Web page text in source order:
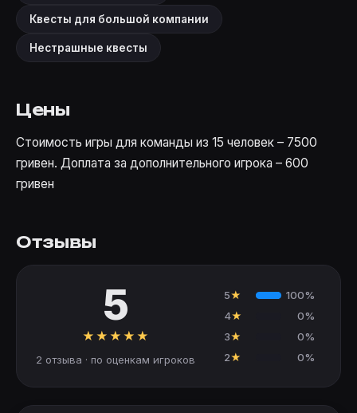
Квесты для большой компании
Нестрашные квесты
Цены
Стоимость игры для команды из 15 человек – 7500
гривен. Доплата за дополнительного игрока – 600
гривен
Отзывы
5
★ ★ ★ ★ ★
2 отзыва · по оценкам игроков
5★
100%
4★
0%
3★
0%
2★ 0%